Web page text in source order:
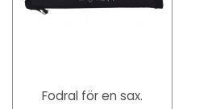
Fodral för en sax.